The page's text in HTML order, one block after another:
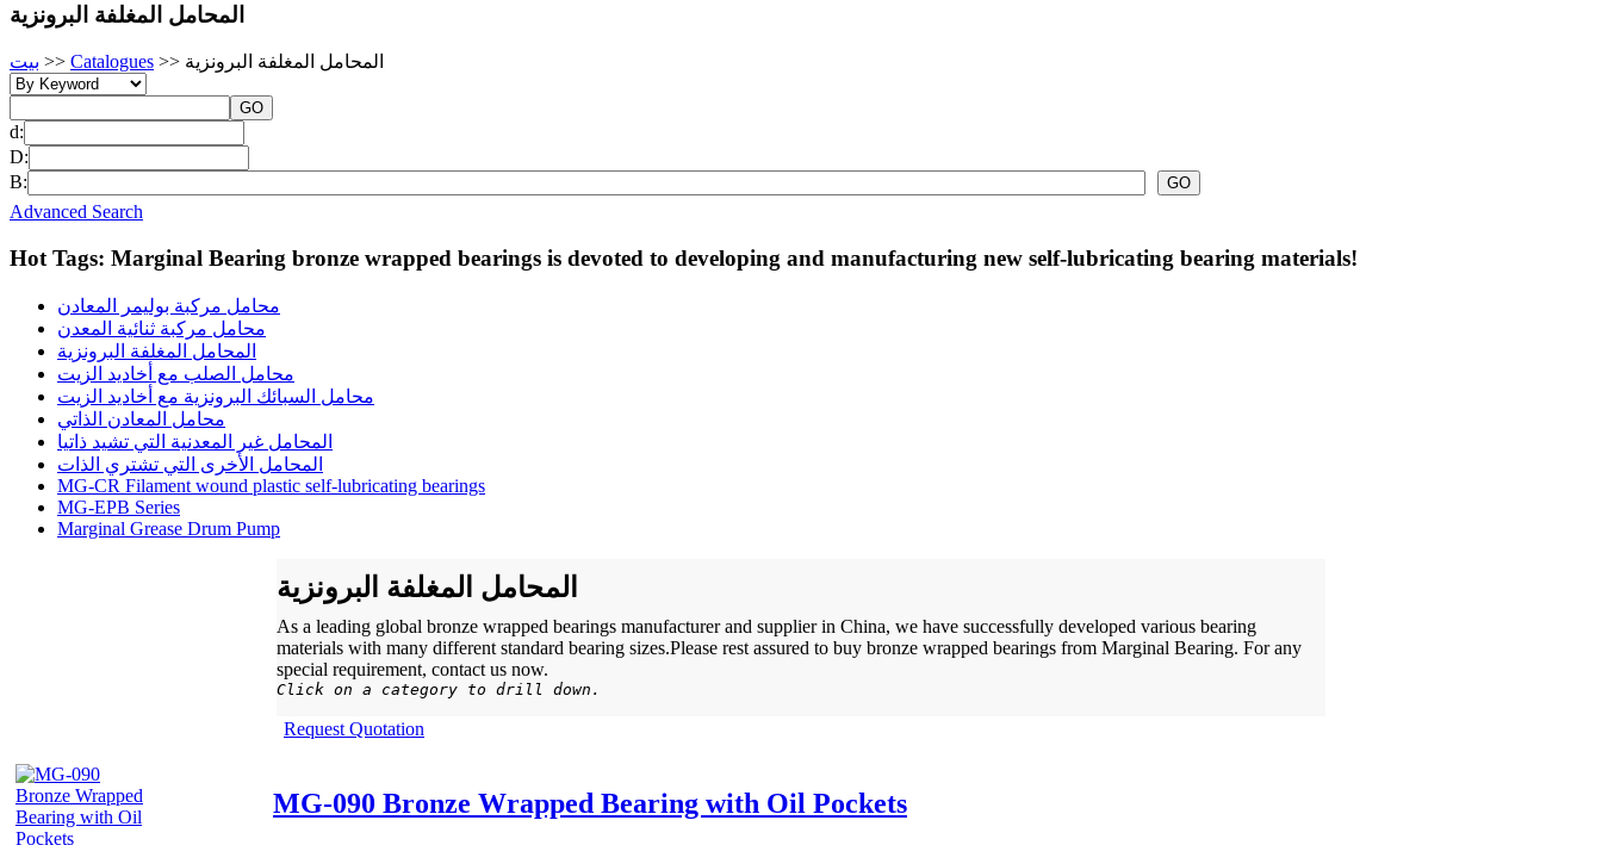
المحامل المغلفة البرونزية
بيت >> Catalogues >> المحامل المغلفة البرونزية
d:
D:
B:
Advanced Search
Hot Tags: Marginal Bearing bronze wrapped bearings is devoted to developing and manufacturing new self-lubricating bearing materials!
محامل مركبة بوليمر المعادن
محامل مركبة ثنائية المعدن
المحامل المغلفة البرونزية
محامل الصلب مع أخاديد الزيت
محامل السبائك البرونزية مع أخاديد الزيت
محامل المعادن الذاتي
المحامل غير المعدنية التي تشيد ذاتيا
المحامل الأخرى التي تشتري الذات
MG-CR Filament wound plastic self-lubricating bearings
MG-EPB Series
Marginal Grease Drum Pump
المحامل المغلفة البرونزية
As a leading global bronze wrapped bearings manufacturer and supplier in China, we have successfully developed various bearing
materials with many different standard bearing sizes.Please rest assured to buy bronze wrapped bearings from Marginal Bearing. For any
special requirement, contact us now.
Click on a category to drill down.
Request Quotation
MG-090 Bronze Wrapped Bearing with Oil Pockets